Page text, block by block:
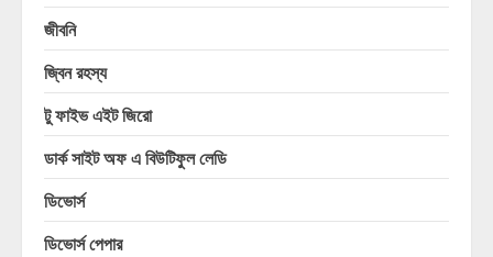
জীবনি
জ্বিন রহস্য
টু ফাইভ এইট জিরো
ডার্ক সাইট অফ এ বিউটিফুল লেডি
ডিভোর্স
ডিভোর্স পেপার